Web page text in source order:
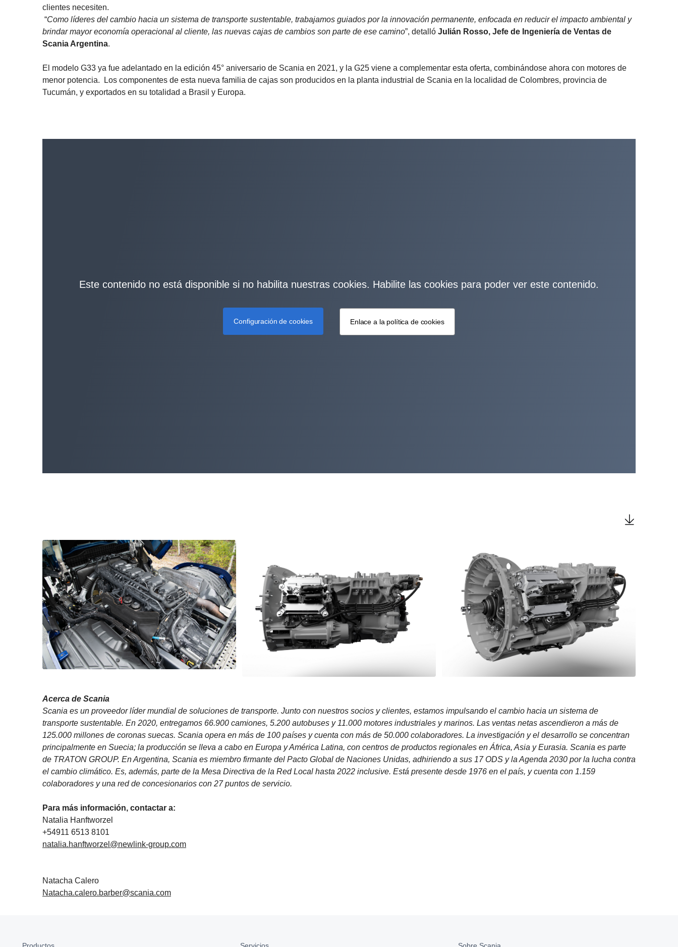
clientes necesiten.
“Como líderes del cambio hacia un sistema de transporte sustentable, trabajamos guiados por la innovación permanente, enfocada en reducir el impacto ambiental y
brindar mayor economía operacional al cliente, las nuevas cajas de cambios son parte de ese camino”, detalló Julián Rosso, Jefe de Ingeniería de Ventas de
Scania Argentina.
El modelo G33 ya fue adelantado en la edición 45° aniversario de Scania en 2021, y la G25 viene a complementar esta oferta, combinándose ahora con motores de
menor potencia. Los componentes de esta nueva familia de cajas son producidos en la planta industrial de Scania en la localidad de Colombres, provincia de
Tucumán, y exportados en su totalidad a Brasil y Europa.
Este contenido no está disponible si no habilita nuestras cookies. Habilite las cookies para poder ver este contenido.
Configuración de cookies Enlace a la política de cookies
Acerca de Scania
Scania es un proveedor líder mundial de soluciones de transporte. Junto con nuestros socios y clientes, estamos impulsando el cambio hacia un sistema de
transporte sustentable. En 2020, entregamos 66.900 camiones, 5.200 autobuses y 11.000 motores industriales y marinos. Las ventas netas ascendieron a más de
125.000 millones de coronas suecas. Scania opera en más de 100 países y cuenta con más de 50.000 colaboradores. La investigación y el desarrollo se concentran
principalmente en Suecia; la producción se lleva a cabo en Europa y América Latina, con centros de productos regionales en África, Asia y Eurasia. Scania es parte
de TRATON GROUP. En Argentina, Scania es miembro firmante del Pacto Global de Naciones Unidas, adhiriendo a sus 17 ODS y la Agenda 2030 por la lucha contra
el cambio climático. Es, además, parte de la Mesa Directiva de la Red Local hasta 2022 inclusive. Está presente desde 1976 en el país, y cuenta con 1.159
colaboradores y una red de concesionarios con 27 puntos de servicio.
Para más información, contactar a:
Natalia Hanftworzel
+54911 6513 8101
natalia.hanftworzel@newlink-group.com
Natacha Calero
Natacha.calero.barber@scania.com